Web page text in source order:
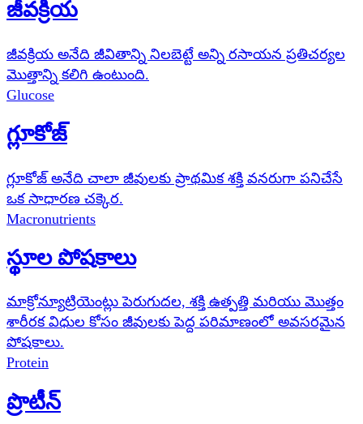
జీవక్రియ
జీవక్రియ అనేది జీవితాన్ని నిలబెట్టే అన్ని రసాయన ప్రతిచర్యల
మొత్తాన్ని కలిగి ఉంటుంది.
Glucose
గ్లూకోజ్
గ్లూకోజ్ అనేది చాలా జీవులకు ప్రాథమిక శక్తి వనరుగా పనిచేసే
ఒక సాధారణ చక్కెర.
Macronutrients
స్థూల పోషకాలు
మాక్రోన్యూట్రియెంట్లు పెరుగుదల, శక్తి ఉత్పత్తి మరియు మొత్తం
శారీరక విధుల కోసం జీవులకు పెద్ద పరిమాణంలో అవసరమైన
పోషకాలు.
Protein
ప్రొటీన్